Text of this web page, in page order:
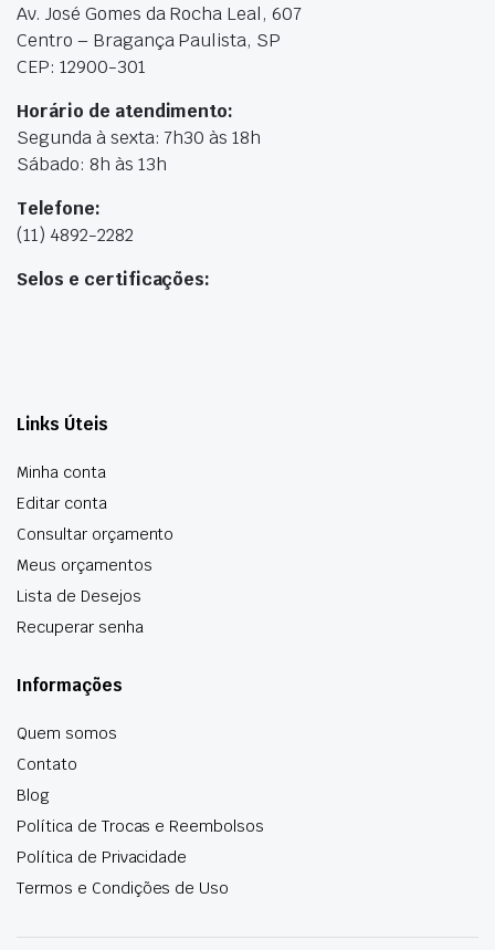
Av. José Gomes da Rocha Leal, 607
Centro – Bragança Paulista, SP
CEP: 12900-301
Horário de atendimento:
Segunda à sexta: 7h30 às 18h
Sábado: 8h às 13h
Telefone:
(11) 4892-2282
Selos e certificações:
Links Úteis
Minha conta
Editar conta
Consultar orçamento
Meus orçamentos
Lista de Desejos
Recuperar senha
Informações
Quem somos
Contato
Blog
Política de Trocas e Reembolsos
Política de Privacidade
Termos e Condições de Uso